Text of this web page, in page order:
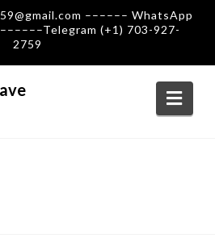
–––––– WhatsApp
(+1) 703-927-
2759